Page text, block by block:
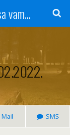
Radio Gradačac - 56 godina sa vama...
Mail SMS